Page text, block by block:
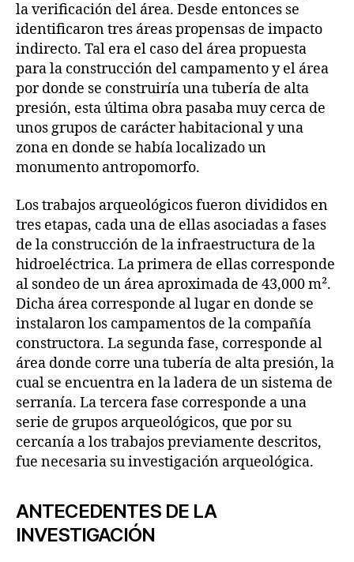
la verificación del área. Desde entonces se
identificaron tres áreas propensas de impacto
indirecto. Tal era el caso del área propuesta
para la construcción del campamento y el área
por donde se construiría una tubería de alta
presión, esta última obra pasaba muy cerca de
unos grupos de carácter habitacional y una
zona en donde se había localizado un
monumento antropomorfo.
Los trabajos arqueológicos fueron divididos en
tres etapas, cada una de ellas asociadas a fases
de la construcción de la infraestructura de la
hidroeléctrica. La primera de ellas corresponde
al sondeo de un área aproximada de 43,000 m².
Dicha área corresponde al lugar en donde se
instalaron los campamentos de la compañía
constructora. La segunda fase, corresponde al
área donde corre una tubería de alta presión, la
cual se encuentra en la ladera de un sistema de
serranía. La tercera fase corresponde a una
serie de grupos arqueológicos, que por su
cercanía a los trabajos previamente descritos,
fue necesaria su investigación arqueológica.
ANTECEDENTES DE LA
INVESTIGACIÓN